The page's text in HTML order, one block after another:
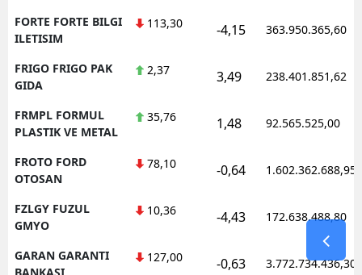
FORTE FORTE BILGI
ILETISIM
113,30 -4,15 363.950.365,60
FRIGO FRIGO PAK
GIDA
2,37 3,49 238.401.851,62
FRMPL FORMUL
PLASTIK VE METAL
35,76 1,48 92.565.525,00
FROTO FORD
OTOSAN
78,10 -0,64 1.602.362.688,95
FZLGY FUZUL
GMYO
10,36 -4,43 172.638.488,80
GARAN GARANTI
BANKASI
127,00 -0,63 3.772.734.436,30